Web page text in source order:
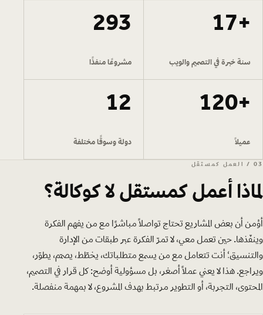
+17
سنة خبرة في التصميم والويب
293
مشروعًا منفذًا
+120
عميلًا
12
دولة وسوقًا مختلفة
03 / العمل كمستقل
لماذا أعمل كمستقل لا كوكالة؟
أؤمن أن بعض المشاريع تحتاج تواصلًا مباشرًا مع من يفهم الفكرة
وينفّذها. حين تعمل معي، لا تمرّ الفكرة عبر طبقات من الإدارة
والتنسيق؛ أنت تتعامل مع من يسمع متطلباتك، يخطّط، يصمّم، يطوّر،
ويراجع. هذا لا يعني عملًا أصغر، بل مسؤولية أوضح: كل قرار في التصميم،
المحتوى، التجربة، أو التطوير مرتبط بهدف المشروع، لا بمهمة منفصلة.